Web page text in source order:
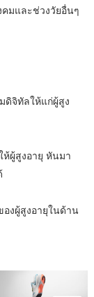
มและช่วงวัยอื่นๆ
ดิจิทัลให้แก่ผู้สูง
ห้ผู้สูงอายุ หันมา
งผู้สูงอายุในด้าน